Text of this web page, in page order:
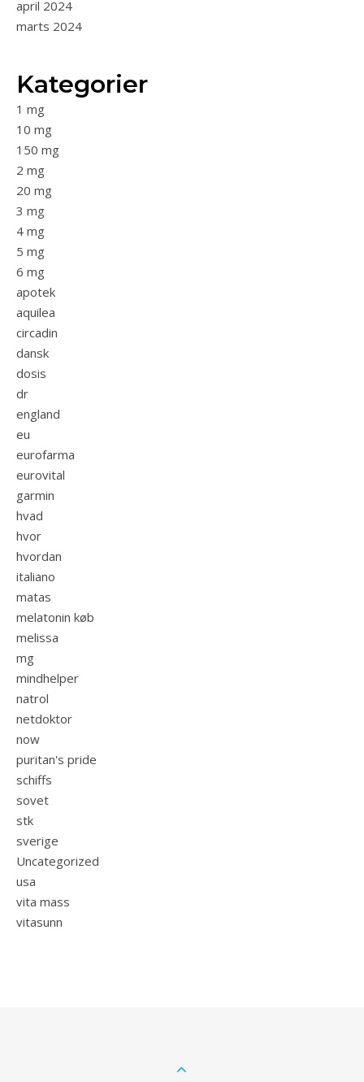
april 2024
marts 2024
Kategorier
1 mg
10 mg
150 mg
2 mg
20 mg
3 mg
4 mg
5 mg
6 mg
apotek
aquilea
circadin
dansk
dosis
dr
england
eu
eurofarma
eurovital
garmin
hvad
hvor
hvordan
italiano
matas
melatonin køb
melissa
mg
mindhelper
natrol
netdoktor
now
puritan's pride
schiffs
sovet
stk
sverige
Uncategorized
usa
vita mass
vitasunn